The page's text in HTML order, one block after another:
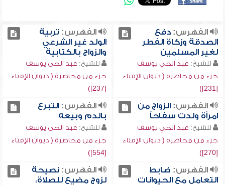
الفهرس:دفع
الصدقة وزكاة الفطر
لغير المسلمين
للشيخ: عبد الحي يوسف
جزء من محاضرة ( ديوان الإفتاء
[231])
الفهرس: تربية
الولد غير الشرعي
والزواج بالكتابية
للشيخ: عبد الحي يوسف
جزء من محاضرة ( ديوان الإفتاء
[237])
الفهرس:الزواج من
امرأة ولدت سفاحاً
للشيخ: عبد الحي يوسف
جزء من محاضرة ( ديوان الإفتاء
[270])
الفهرس:التبرع
بالدم وبيعه
للشيخ: عبد الحي يوسف
جزء من محاضرة ( ديوان الإفتاء
[554])
الفهرس: ضابط
التعامل مع الحيوانات
الفهرس:نصيحة
لزوج مضيع للصلاة،